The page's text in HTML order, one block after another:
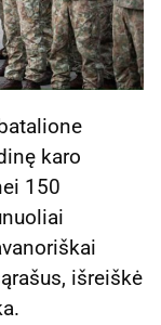
karo
150
išreiškė